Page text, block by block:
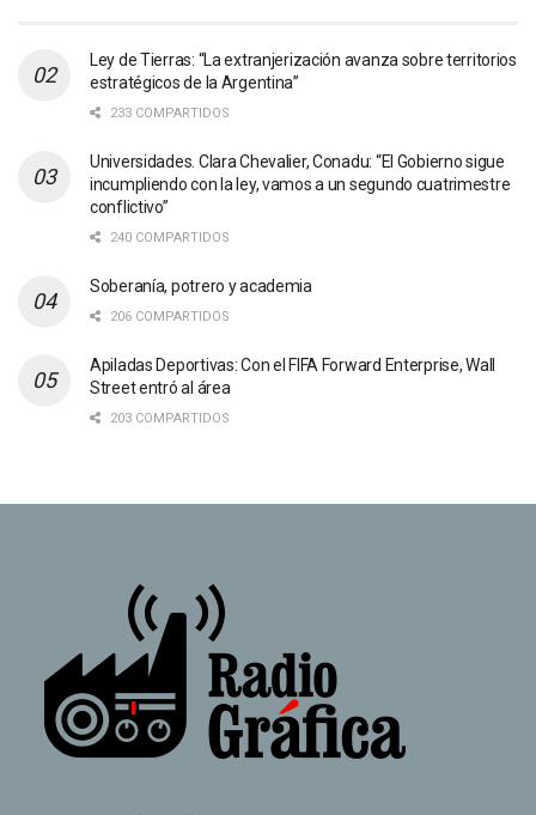
Ley de Tierras: “La extranjerización avanza sobre territorios
estratégicos de la Argentina”
233 COMPARTIDOS
Universidades. Clara Chevalier, Conadu: “El Gobierno sigue
incumpliendo con la ley, vamos a un segundo cuatrimestre
conflictivo”
240 COMPARTIDOS
Soberanía, potrero y academia
206 COMPARTIDOS
Apiladas Deportivas: Con el FIFA Forward Enterprise, Wall
Street entró al área
203 COMPARTIDOS